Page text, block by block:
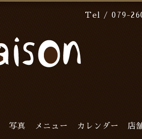
Tel / 079-
写真 メニュー カレンダー 店